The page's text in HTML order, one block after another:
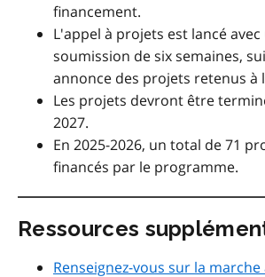
financement.
L'appel à projets est lancé
soumission de six semaines,
annonce des projets retenus à
Les projets devront être
2027.
En 2025-2026, un total de 71
financés par le programme.
Ressources
Renseignez-vous sur la